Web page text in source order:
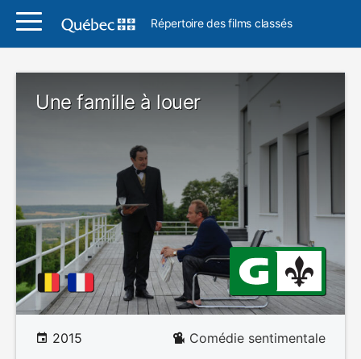
Répertoire des films classés
Une famille à louer
2015 Comédie sentimentale